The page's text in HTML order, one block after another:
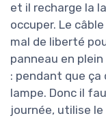
et il recharge la
occuper. Le
mal de liberté
panneau en
: pendant que ça
lampe. Donc il
journée, utilise le